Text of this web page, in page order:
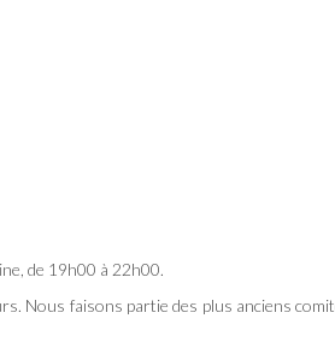
de 19h00 à 22h00.
Nous faisons partie des plus anciens